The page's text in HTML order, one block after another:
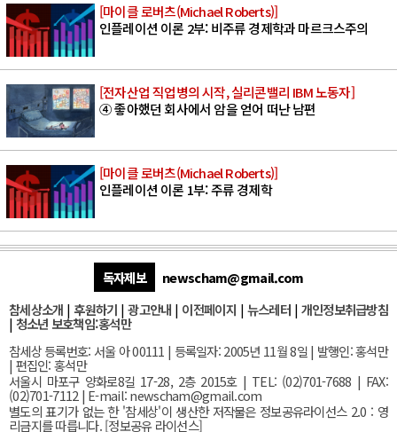
[마이클 로버츠(Michael Roberts)]
인플레이션 이론 2부: 비주류 경제학과 마르크스주의
[전자산업 직업병의 시작, 실리콘밸리 IBM 노동자]
④ 좋아했던 회사에서 암을 얻어 떠난 남편
[마이클 로버츠(Michael Roberts)]
인플레이션 이론 1부: 주류 경제학
독자제보
newscham@gmail.com
참세상소개 | 후원하기 |광고안내 | 이전페이지 | 뉴스레터| 개인정보취급방침
| 청소년 보호책임:홍석만
참세상 등록번호: 서울 아 00111 | 등록일자: 2005년 11월 8일 | 발행인: 홍석만
| 편집인: 홍석만
서울시 마포구 양화로8길 17-28, 2층 2015호| TEL: (02)701-7688 | FAX:
(02)701-7112 | E-mail:newscham@gmail.com
별도의 표기가 없는 한 '참세상'이 생산한 저작물은 정보공유라이선스 2.0 : 영
리금지를 따릅니다. [정보공유 라이선스]